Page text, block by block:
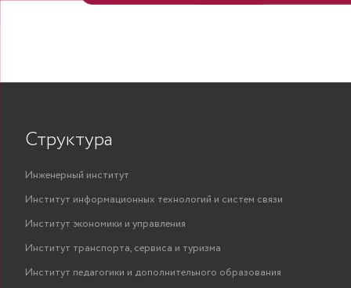
Структура
Инженерный институт
Институт информационных технологий и систем связи
Институт экономики и управления
Институт транспорта, сервиса и туризма
Институт педагогики и дополнительного образования